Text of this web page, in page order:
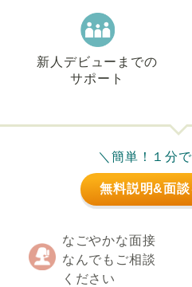
新人デビューまでの
サポート
＼簡単！１分
無料説明&面
なごやかな面接
なんでもご相談
ください